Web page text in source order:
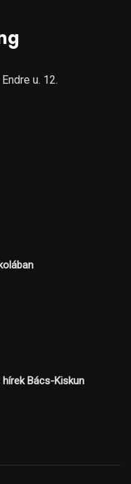
u. 12.
Bács-Kiskun